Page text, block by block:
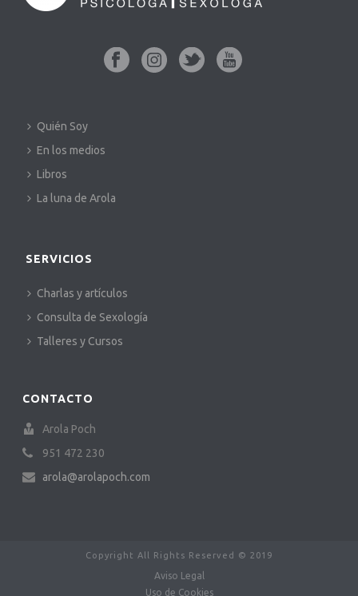
Quién Soy
En los medios
Libros
La luna de Arola
SERVICIOS
Charlas y artículos
Consulta de Sexología
Talleres y Cursos
CONTACTO
Arola Poch
951 472 230
arola@arolapoch.com
Copyright All Rights Reserved © 2019
Aviso Legal
Uso de Cookies